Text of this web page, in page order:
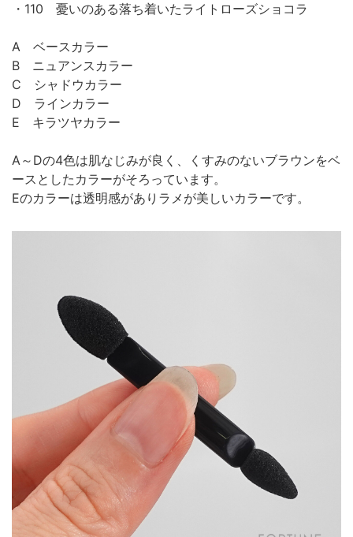
・110 憂いのある落ち着いたライトローズショコラ
A ベースカラー
B ニュアンスカラー
C シャドウカラー
D ラインカラー
E キラツヤカラー
A～Dの4色は肌なじみが良く、くすみのないブラウンをベ
ースとしたカラーがそろっています。
Eのカラーは透明感がありラメが美しいカラーです。